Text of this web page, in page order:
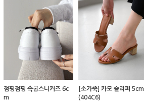
점핑점핑 속굽스니커즈 6c
m
[소가죽] 카모 슬리퍼 5cm
(404C6)